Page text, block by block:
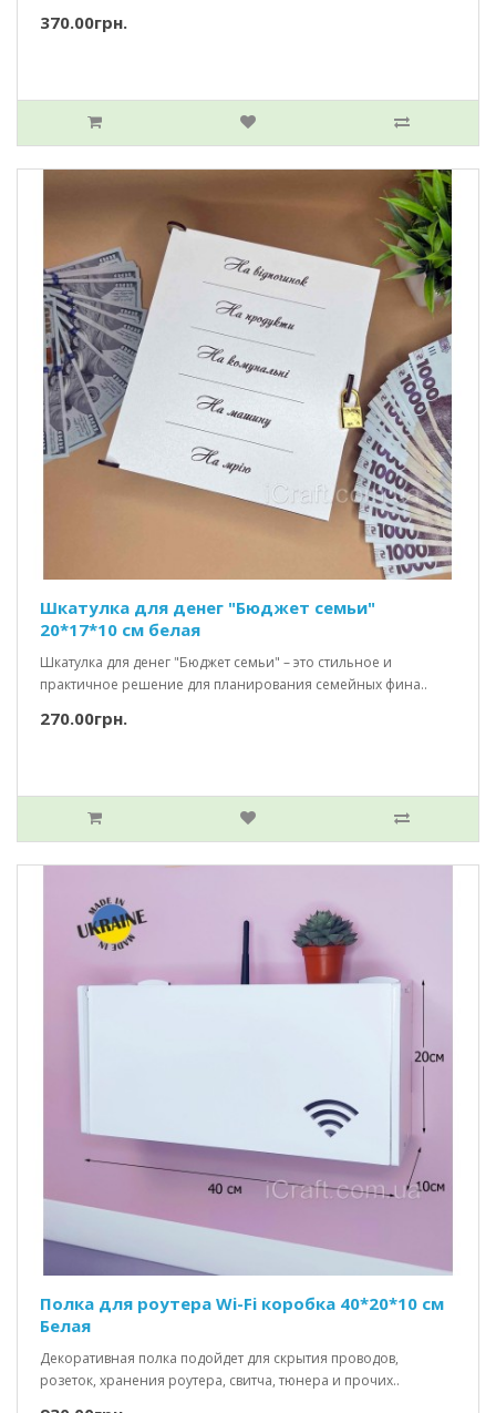
370.00грн.
Шкатулка для денег "Бюджет семьи"
20*17*10 см белая
Шкатулка для денег "Бюджет семьи" – это стильное и
практичное решение для планирования семейных фина..
270.00грн.
Полка для роутера Wi-Fi коробка 40*20*10 см
Белая
Декоративная полка подойдет для скрытия проводов,
розеток, хранения роутера, свитча, тюнера и прочих..